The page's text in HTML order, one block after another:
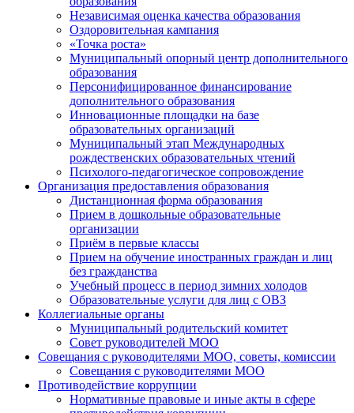
Независимая оценка качества образования
Оздоровительная кампания
«Точка роста»
Муниципальный опорный центр дополнительного
образования
Персонифицированное финансирование
дополнительного образования
Инновационные площадки на базе
образовательных организаций
Муниципальный этап Международных
рождественских образовательных чтений
Психолого-педагогическое сопровождение
Организация предоставления образования
Дистанционная форма образования
Прием в дошкольные образовательные
организации
Приём в первые классы
Прием на обучение иностранных граждан и лиц
без гражданства
Учебный процесс в период зимних холодов
Образовательные услуги для лиц с ОВЗ
Коллегиальные органы
Муниципальный родительский комитет
Совет руководителей МОО
Совещания с руководителями МОО, советы, комиссии
Совещания с руководителями МОО
Противодействие коррупции
Нормативные правовые и иные акты в сфере